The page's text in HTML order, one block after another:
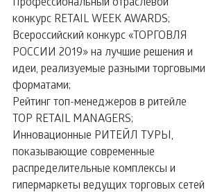
конкурс RETAIL WEEK AWARDS;
Всероссийский конкурс «ТОРГОВЛЯ
РОССИИ 2019» на лучшие решения и
идеи, реализуемые разными торговыми
форматами;
Рейтинг топ-менеджеров в ритейле
TOP RETAIL MANAGERS;
Инновационные РИТЕЙЛ ТУРЫ,
показывающие современные
распределительные комплексы и
гипермаркеты ведущих торговых сетей